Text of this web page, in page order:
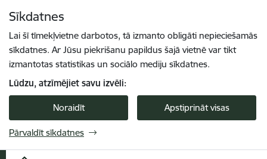
Sīkdatnes
Lai šī tīmekļvietne darbotos, tā izmanto obligāti nepieciešamās
sīkdatnes. Ar Jūsu piekrišanu papildus šajā vietnē var tikt
izmantotas statistikas un sociālo mediju sīkdatnes.
Lūdzu, atzīmējiet savu izvēli:
Noraidīt Apstiprināt visas
Pārvaldīt sīkdatnes